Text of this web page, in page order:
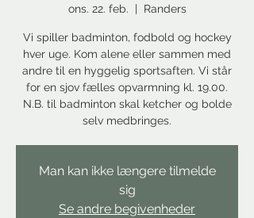
ons. 22. feb.
  |
Randers
Vi spiller badminton, fodbold og hockey
hver uge. Kom alene eller sammen med
andre til en hyggelig sportsaften. Vi står
for en sjov fælles opvarmning kl. 19.00.
N.B. til badminton skal ketcher og bolde
selv medbringes.
Man kan ikke længere tilmelde
sig
Se andre begivenheder